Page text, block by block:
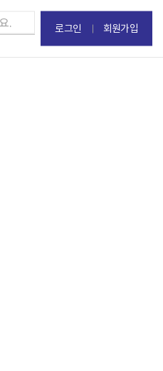
로그인 회원가입